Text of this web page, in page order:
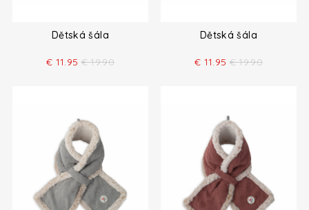
Dětská šála
€ 11.95 € 19.90
Dětská šála
€ 11.95 € 19.90